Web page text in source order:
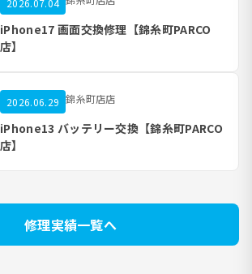
iPhone17 画面交換修理【錦糸町PARCO
店】
2026.06.29 錦糸町店店
iPhone13 バッテリー交換【錦糸町PARCO
店】
修理実績一覧へ